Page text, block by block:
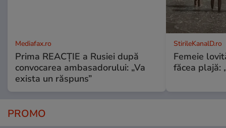
Mediafax.ro
Prima REACȚIE a Rusiei după
convocarea ambasadorului: „Va
exista un răspuns”
StirileKanalD.ro
Femeie
făcea plajă:
PROMO